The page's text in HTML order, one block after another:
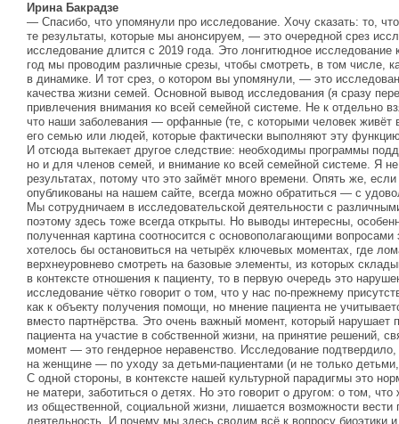
Ирина Бакрадзе
— Спасибо, что упомянули про исследование. Хочу сказать: то,
те результаты, которые мы анонсируем, — это очередной срез
исследование длится с 2019 года. Это лонгитюдное
год мы проводим различные срезы, чтобы смотреть, в том числе,
в динамике. И тот срез, о котором вы упомянули, — это
качества жизни семей. Основной вывод исследования (я сразу
привлечения внимания ко всей семейной системе. Не к отдельно
что наши заболевания — орфанные (те, с которыми человек живёт
его семью или людей, которые фактически выполняют эту
И отсюда вытекает другое следствие: необходимы программы
но и для членов семей, и внимание ко всей семейной системе. Я
результатах, потому что это займёт много времени. Опять же,
опубликованы на нашем сайте, всегда можно обратиться — с
Мы сотрудничаем в исследовательской деятельности с
поэтому здесь тоже всегда открыты. Но выводы интересны,
полученная картина соотносится с основополагающими вопросами
хотелось бы остановиться на четырёх ключевых моментах, где
верхнеуровнево смотреть на базовые элементы, из которых
в контексте отношения к пациенту, то в первую очередь это
исследование чётко говорит о том, что у нас по-прежнему
как к объекту получения помощи, но мнение пациента не
вместо партнёрства. Это очень важный момент, который нарушает
пациента на участие в собственной жизни, на принятие решений,
момент — это гендерное неравенство. Исследование подтвердило,
на женщине — по уходу за детьми-пациентами (и не только
С одной стороны, в контексте нашей культурной парадигмы это
не матери, заботиться о детях. Но это говорит о другом: о том,
из общественной, социальной жизни, лишается возможности
деятельность. И почему мы здесь сводим всё к вопросу биоэтики